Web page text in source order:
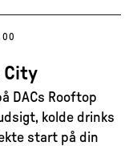
City
DACs Rooftop
kolde drinks
start på din